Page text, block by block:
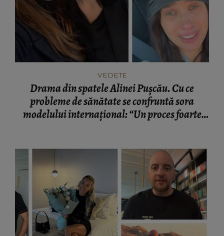
VEDETE
Drama din spatele Alinei Pușcău. Cu ce
probleme de sănătate se confruntă sora
modelului internațional: “Un proces foarte